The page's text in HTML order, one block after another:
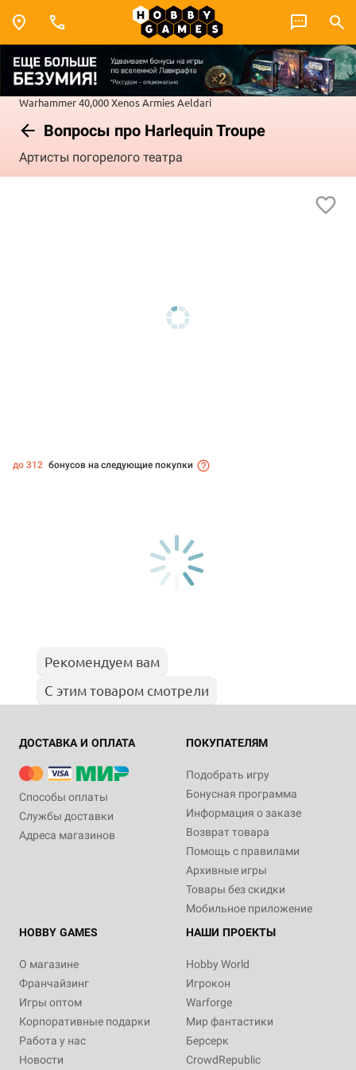
Warhammer 40,000Xenos ArmiesAeldari
Вопросы про Harlequin Troupe
Артисты погорелого театра
до 312 бонусов на следующие покупки
Рекомендуем вам
С этим товаром смотрели
ДОСТАВКА И ОПЛАТА
Способы оплаты
Службы доставки
Адреса магазинов
ПОКУПАТЕЛЯМ
Подобрать игру
Бонусная программа
Информация о заказе
Возврат товара
Помощь с правилами
Архивные игры
Товары без скидки
Мобильное приложение
HOBBY GAMES
О магазине
Франчайзинг
Игры оптом
Корпоративные подарки
Работа у нас
Новости
НАШИ ПРОЕКТЫ
Hobby World
Игрокон
Warforge
Мир фантастики
Берсерк
CrowdRepublic